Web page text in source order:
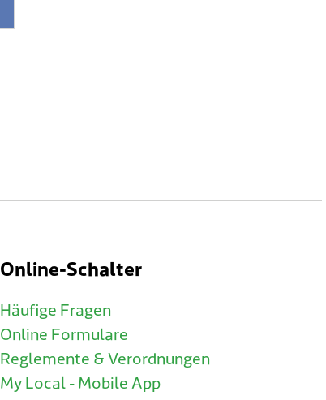
Online-Schalter
Häufige Fragen
Online Formulare
Reglemente & Verordnungen
My Local - Mobile App